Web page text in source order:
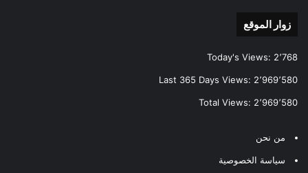
زوار الموقع
Today's Views: 2٬768
Last 365 Days Views: 2٬969٬580
Total Views: 2٬969٬580
من نحن
سياسة الخصوصية